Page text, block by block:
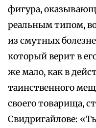
фигура,
реальным типом,
из смутных
который верит в
же мало, как в
таинственного
своего товарища,
Свидригайлове: